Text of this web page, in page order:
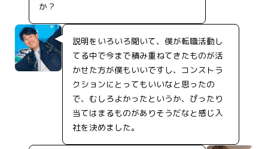
か？
説明をいろいろ聞いて、僕が転職活動し
てる中で今まで積み重ねてきたものが活
かせた方が僕もいいですし、コンストラ
クションにとってもいいなと思ったの
で、むしろよかったというか、ぴったり
当てはまるものがありそうだなと感じ入
社を決めました。